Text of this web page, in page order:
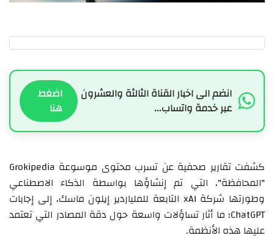
انضم الى اخبار القناة الثالثة والعشرون
عبر خدمة واتساب...
اضغط
هنا
كشفت تقارير صحفية عن تسرب محتوى موسوعة Grokipedia
"المحافظة"، التي تم إنشاؤها بواسطة الذكاء الاصطناعي
وطورتها شركة xAI التابعة للملياردير إيلون ماسك، إلى إجابات
ChatGPT؛ ما أثار تساؤلات واسعة حول دقة المصادر التي تعتمد
عليها هذه الأنظمة.